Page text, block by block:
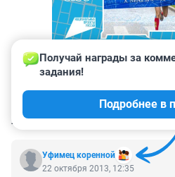
КОММЕНТАРИИ 2
Уфимец коренной
Получай награды за
задания!
Подробнее в
22 октября 2013, 12:35